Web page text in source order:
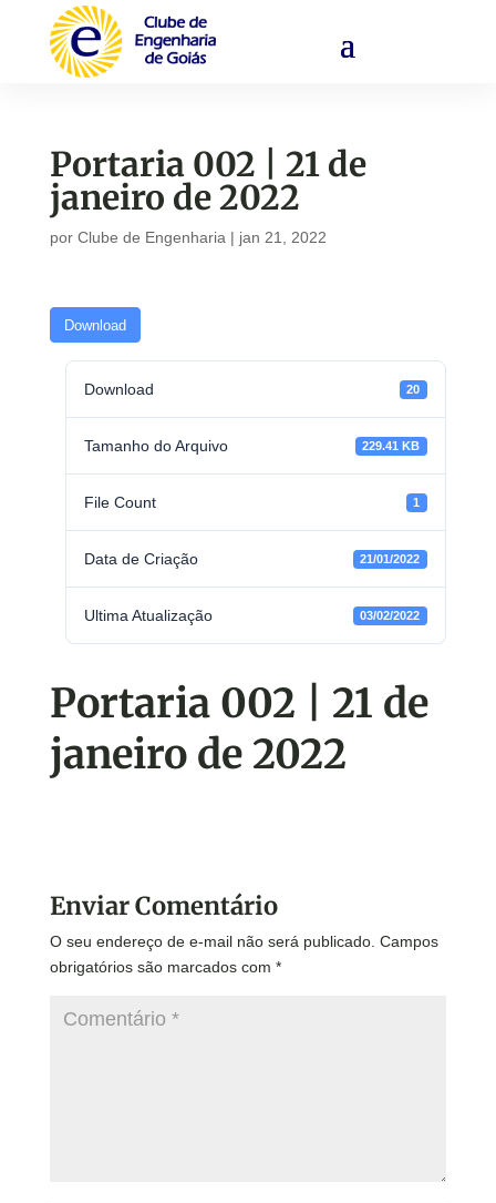
Portaria 002 | 21 de
janeiro de 2022
por Clube de Engenharia| jan 21, 2022
Download
Download 20
Tamanho do Arquivo 229.41 KB
File Count 1
Data de Criação 21/01/2022
Ultima Atualização 03/02/2022
Portaria 002 | 21 de
janeiro de 2022
Enviar Comentário
O seu endereço de e-mail não será publicado. Campos
obrigatórios são marcados com *